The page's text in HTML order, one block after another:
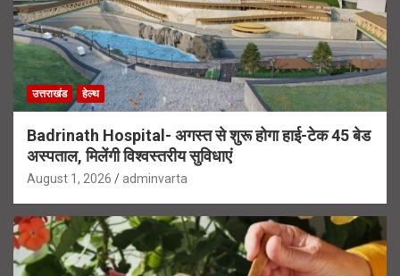
उत्तराखंड हेल्थ
Badrinath Hospital- अगस्त से शुरू होगा हाई-टेक 45 बेड
अस्पताल, मिलेंगी विश्वस्तरीय सुविधाएं
August 1, 2026 adminvarta